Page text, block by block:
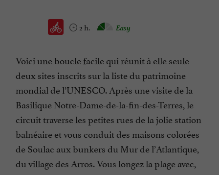
2 h. Easy
Voici une boucle facile qui réunit à elle seule
deux sites inscrits sur la liste du patrimoine
mondial de l’UNESCO. Après une visite de la
Basilique Notre-Dame-de-la-fin-des-Terres, le
circuit traverse les petites rues de la jolie station
balnéaire et vous conduit des maisons colorées
de Soulac aux bunkers du Mur de l’Atlantique,
du village des Arros. Vous longez la plage avec,